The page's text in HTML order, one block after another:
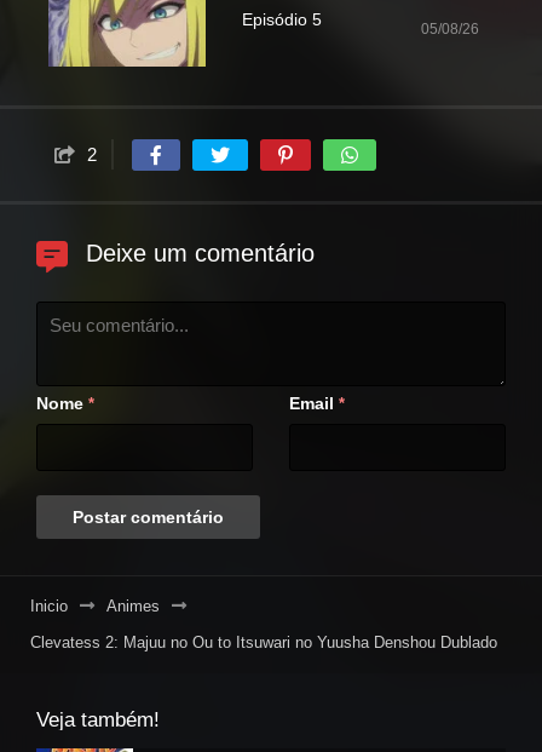
Episódio 5 05/08/26
2
Deixe um comentário
Nome * Email *
Inicio
Animes
Clevatess 2: Majuu no Ou to Itsuwari no Yuusha Denshou Dublado
Veja também!